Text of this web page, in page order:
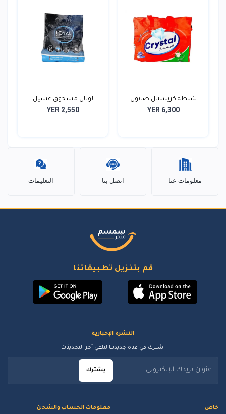
شنطة كريستال صابون
ملاب...
YER 6,300
لويال مسحوق غسيل
ملابس...
YER 2,550
معلومات عنا اتصل بنا التعليمات
قم بتنزيل تطبيقاتنا
خاص معلومات الحساب والشحن
النشرة الإخبارية
اشترك في قناة جديدتنا لتلقي آخر التحديثات
يشترك